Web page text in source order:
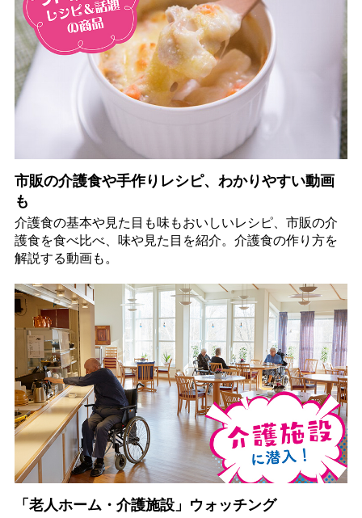
市販の介護食や手作りレシピ、わかりやすい動画
も
介護食の基本や見た目も味もおいしいレシピ、市販の介
護食を食べ比べ、味や見た目を紹介。介護食の作り方を
解説する動画も。
「老人ホーム・介護施設」ウォッチング